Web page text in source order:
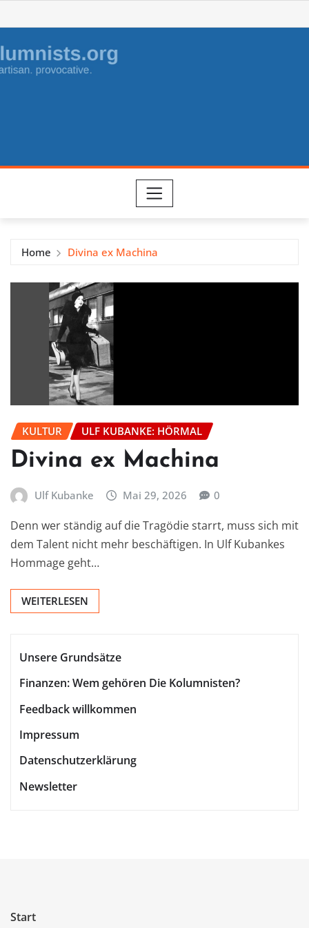
to
content
Home Divina ex Machina
KULTUR ULF KUBANKE: HÖRMAL
Divina ex Machina
Ulf Kubanke Mai 29, 2026 0
Denn wer ständig auf die Tragödie starrt, muss sich mit
dem Talent nicht mehr beschäftigen. In Ulf Kubankes
Hommage geht…
WEITERLESEN
Unsere Grundsätze
Finanzen: Wem gehören Die Kolumnisten?
Feedback willkommen
Impressum
Datenschutzerklärung
Newsletter
Start